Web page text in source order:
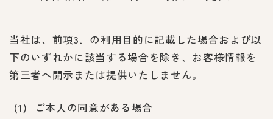
当社は、前項3．の利用目的に記載した場合および以
下のいずれかに該当する場合を除き、お客様情報を
第三者へ開示または提供いたしません。
ご本人の同意がある場合